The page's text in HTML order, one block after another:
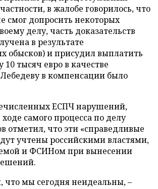
в жалобе говорилось, что
смог допросить некоторых
делу, часть доказательств
в результате
обысков) и присудил выплатить
10 тысяч евро в качестве
в компенсации было
ЕСПЧ нарушений,
самого процесса по делу
отметил, что эти «справедливые
учтены российскими властями,
и ФСИНом при вынесении
что мы сегодня неидеальны,–